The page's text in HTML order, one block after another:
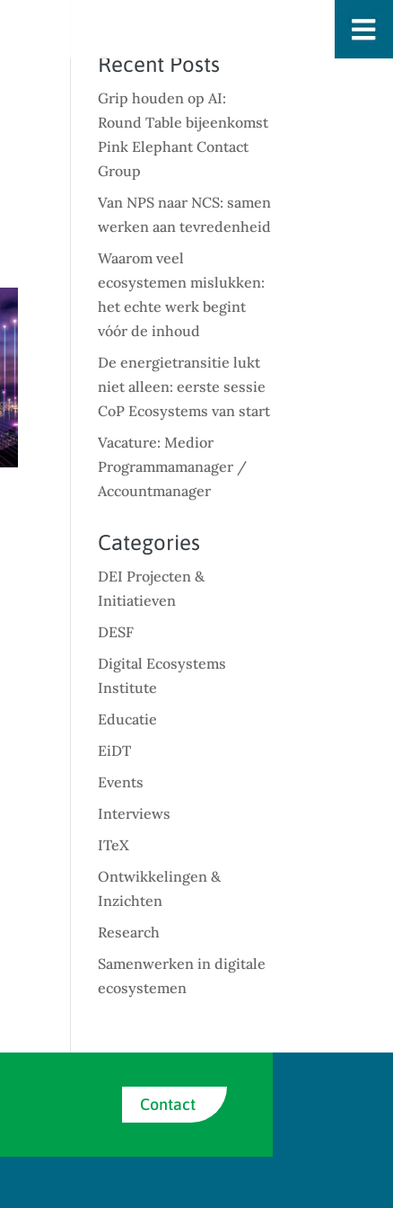
Recent Posts
Grip houden op AI:
Round Table bijeenkomst
Pink Elephant Contact
Group
Van NPS naar NCS: samen
werken aan tevredenheid
Waarom veel
ecosystemen mislukken:
het echte werk begint
vóór de inhoud
De energietransitie lukt
niet alleen: eerste sessie
CoP Ecosystems van start
Vacature: Medior
Programmamanager /
Accountmanager
Categories
DEI Projecten &
Initiatieven
DESF
Digital Ecosystems
Institute
Educatie
EiDT
Events
Interviews
ITeX
Ontwikkelingen &
Inzichten
Research
Samenwerken in digitale
ecosystemen
Contact